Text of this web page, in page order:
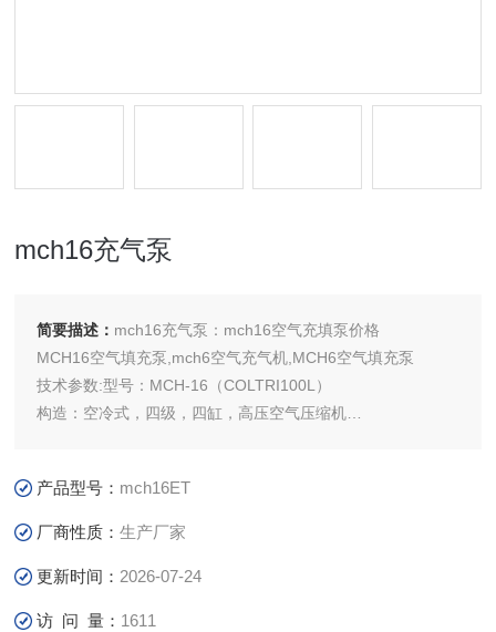
mch16充气泵
简要描述： mch16充气泵：mch16空气充填泵价格
MCH16空气填充泵,mch6空气充气机,MCH6空气填充泵
技术参数:型号：MCH-16（COLTRI100L）
构造：空冷式，四级，四缸，高压空气压缩机
压缩机缸直径：78,38,19,9.5mm
峰值转速：2800转/分
级间压：：3.5 b
产品型号： mch16ET
厂商性质：生产厂家
更新时间： 2026-07-24
访 问 量： 1611